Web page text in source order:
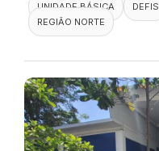
UNIDADE BÁSICA
DEFIS
REGIÃO NORTE